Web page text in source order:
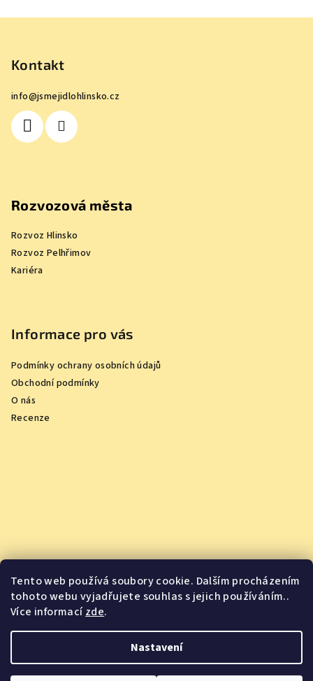
Tento web používá soubory cookie. Dalším procházením
tohoto webu vyjadřujete souhlas s jejich používáním..
Více informacízde.
Nastavení
Kontakt
info@jsmejidlohlinsko.cz
Rozvozová města
Rozvoz Hlinsko
Rozvoz Pelhřimov
Kariéra
Informace pro vás
Podmínky ochrany osobních údajů
Obchodní podmínky
O nás
Recenze
Vychutnejte si oceněná vína z pohodlí domova